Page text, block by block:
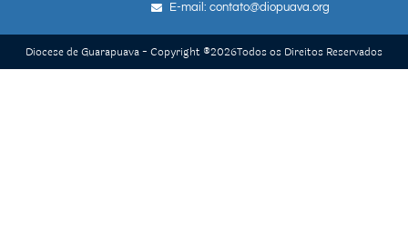
E-mail: contato@diopuava.org
Diocese de Guarapuava - Copyright ®2026Todos os Direitos Reservados